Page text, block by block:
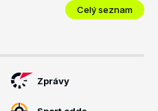
Celý seznam
Zprávy